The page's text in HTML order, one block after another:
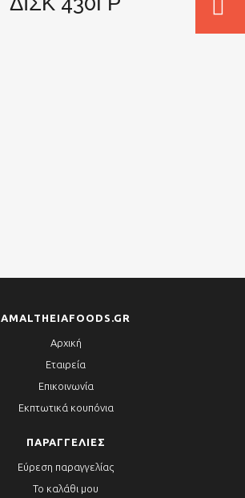
AMALTHEIAFOODS.GR
Αρχική
Εταιρεία
Επικοινωνία
Εκπτωτικά κουπόνια
ΠΑΡΑΓΓΕΛΊΕΣ
Εύρεση παραγγελίας
Το καλάθι μου